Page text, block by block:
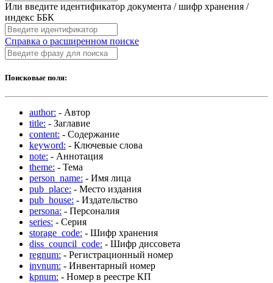
Или введите идентификатор документа / шифр хранения /
индекс ББК
Справка о расширенном поиске
Поисковые поля:
author: - Автор
title: - Заглавие
content: - Содержание
keyword: - Ключевые слова
note: - Аннотация
theme: - Тема
person_name: - Имя лица
pub_place: - Место издания
pub_house: - Издательство
persona: - Персоналия
series: - Серия
storage_code: - Шифр хранения
diss_council_code: - Шифр диссовета
regnum: - Регистрационный номер
invnum: - Инвентарный номер
kpnum: - Номер в реестре КП